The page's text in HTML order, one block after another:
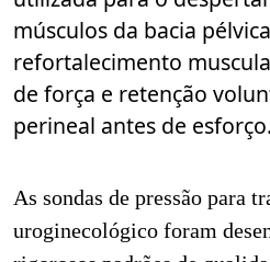
músculos da bacia
refortalecimento
de força e retenção
perineal antes de esforço.
As sondas de pressão para
uroginecológico foram